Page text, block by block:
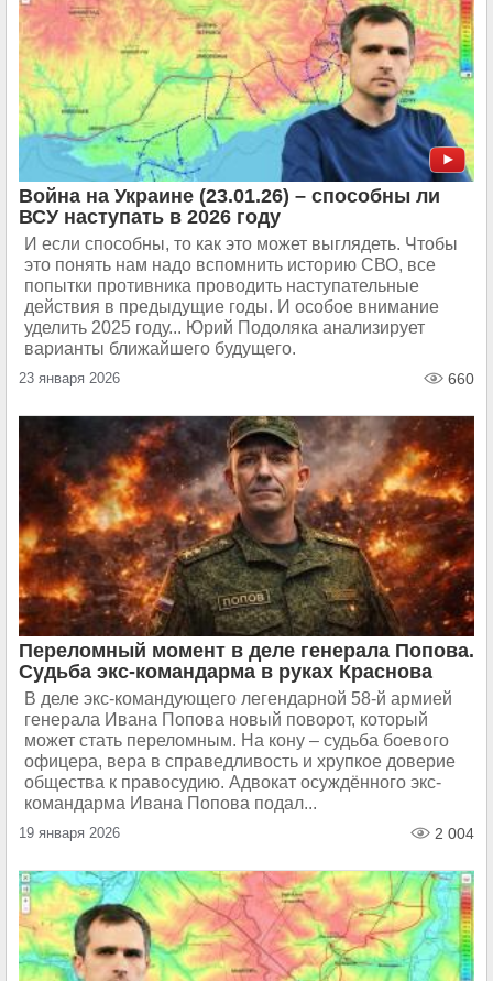
Война на Украине (23.01.26) – способны ли
ВСУ наступать в 2026 году
И если способны, то как это может выглядеть. Чтобы
это понять нам надо вспомнить историю СВО, все
попытки противника проводить наступательные
действия в предыдущие годы. И особое внимание
уделить 2025 году... Юрий Подоляка анализирует
варианты ближайшего будущего.
23 января 2026 660
Переломный момент в деле генерала Попова.
Судьба экс-командарма в руках Краснова
В деле экс-командующего легендарной 58-й армией
генерала Ивана Попова новый поворот, который
может стать переломным. На кону – судьба боевого
офицера, вера в справедливость и хрупкое доверие
общества к правосудию. Адвокат осуждённого экс-
командарма Ивана Попова подал...
19 января 2026 2 004